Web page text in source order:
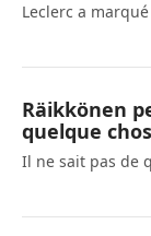
Leclerc a
Räikkönen
quelque
Il ne sait pas de